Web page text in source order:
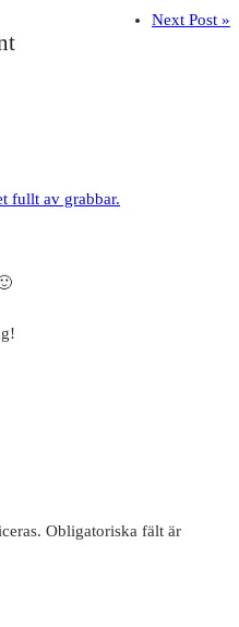
Next Post »
fullt av grabbar.
Obligatoriska fält är